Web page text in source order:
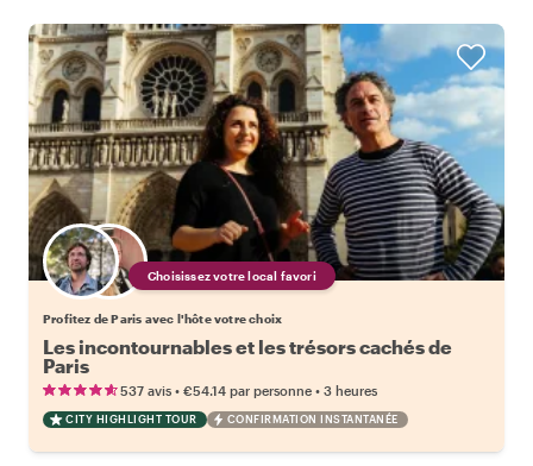
Choisissez votre local favori
Profitez de Paris avec l'hôte votre choix
Les incontournables et les trésors cachés de
Paris
537 avis • €54.14 par personne • 3 heures
CITY HIGHLIGHT TOUR CONFIRMATION INSTANTANÉE